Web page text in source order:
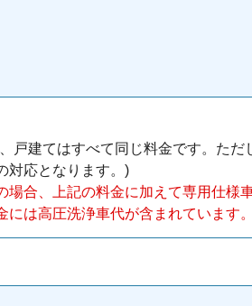
戸建てはすべて同じ料金です。た
対応となります。)
場合、上記の料金に加えて専用仕様
には高圧洗浄車代が含まれています